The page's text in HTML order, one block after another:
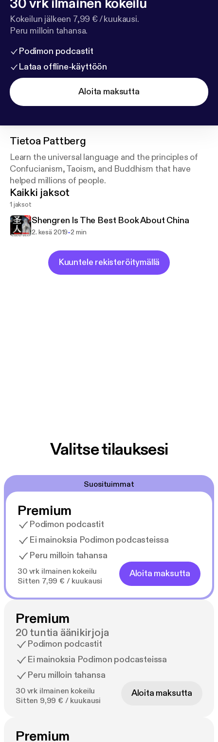
30 vrk ilmainen kokeilu
Kokeilun jälkeen 7,99 € / kuukausi.
Peru milloin tahansa.
Podimon podcastit
Lataa offline-käyttöön
Aloita maksutta
Tietoa Pattberg
Learn the universal language and the principles of
Confucianism, Taoism, and Buddhism that have
helped millions of people.
Kaikki jaksot
1 jaksot
Shengren Is The Best Book About China
2. kesä 2019-2 min
Kuuntele rekisteröitymällä
Valitse tilauksesi
Suosituimmat
Premium
Podimon podcastit
Ei mainoksia Podimon podcasteissa
Peru milloin tahansa
30 vrk ilmainen kokeilu
Sitten 7,99 € / kuukausi
Aloita maksutta
Premium
20 tuntia äänikirjoja
Podimon podcastit
Ei mainoksia Podimon podcasteissa
Peru milloin tahansa
30 vrk ilmainen kokeilu
Sitten 9,99 € / kuukausi
Aloita maksutta
Premium